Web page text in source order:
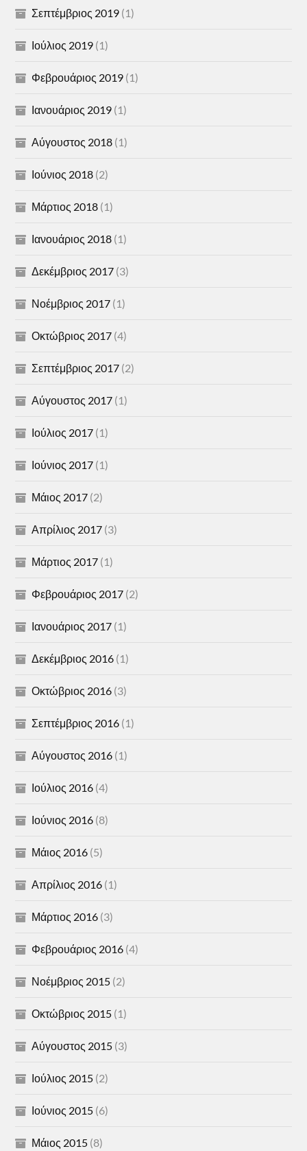
Σεπτέμβριος 2019 (1)
Ιούλιος 2019 (1)
Φεβρουάριος 2019 (1)
Ιανουάριος 2019 (1)
Αύγουστος 2018 (1)
Ιούνιος 2018 (2)
Μάρτιος 2018 (1)
Ιανουάριος 2018 (1)
Δεκέμβριος 2017 (3)
Νοέμβριος 2017 (1)
Οκτώβριος 2017 (4)
Σεπτέμβριος 2017 (2)
Αύγουστος 2017 (1)
Ιούλιος 2017 (1)
Ιούνιος 2017 (1)
Μάιος 2017 (2)
Απρίλιος 2017 (3)
Μάρτιος 2017 (1)
Φεβρουάριος 2017 (2)
Ιανουάριος 2017 (1)
Δεκέμβριος 2016 (1)
Οκτώβριος 2016 (3)
Σεπτέμβριος 2016 (1)
Αύγουστος 2016 (1)
Ιούλιος 2016 (4)
Ιούνιος 2016 (8)
Μάιος 2016 (5)
Απρίλιος 2016 (1)
Μάρτιος 2016 (3)
Φεβρουάριος 2016 (4)
Νοέμβριος 2015 (2)
Οκτώβριος 2015 (1)
Αύγουστος 2015 (3)
Ιούλιος 2015 (2)
Ιούνιος 2015 (6)
Μάιος 2015 (8)